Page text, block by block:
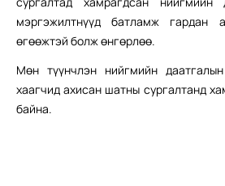
мэргэжилтнүүд батламж гардан
өгөөжтэй болж өнгөрлөө.
Мөн түүнчлэн нийгмийн
хаагчид ахисан шатны сургалтанд
байна.